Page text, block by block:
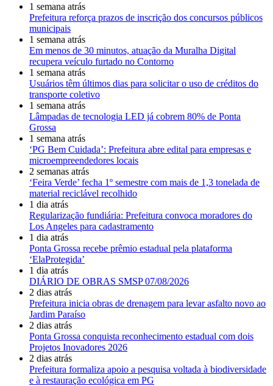
1 semana atrás
Prefeitura reforça prazos de inscrição dos concursos públicos
municipais
1 semana atrás
Em menos de 30 minutos, atuação da Muralha Digital
recupera veículo furtado no Contorno
1 semana atrás
Usuários têm últimos dias para solicitar o uso de créditos do
transporte coletivo
1 semana atrás
Lâmpadas de tecnologia LED já cobrem 80% de Ponta
Grossa
1 semana atrás
‘PG Bem Cuidada’: Prefeitura abre edital para empresas e
microempreendedores locais
2 semanas atrás
‘Feira Verde’ fecha 1º semestre com mais de 1,3 tonelada de
material reciclável recolhido
1 dia atrás
Regularização fundiária: Prefeitura convoca moradores do
Los Angeles para cadastramento
1 dia atrás
Ponta Grossa recebe prêmio estadual pela plataforma
‘ElaProtegida’
1 dia atrás
DIÁRIO DE OBRAS SMSP 07/08/2026
2 dias atrás
Prefeitura inicia obras de drenagem para levar asfalto novo ao
Jardim Paraíso
2 dias atrás
Ponta Grossa conquista reconhecimento estadual com dois
Projetos Inovadores 2026
2 dias atrás
Prefeitura formaliza apoio a pesquisa voltada à biodiversidade
e à restauração ecológica em PG